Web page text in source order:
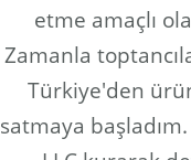
etme amaçlı
Zamanla
Türkiye'den
satmaya